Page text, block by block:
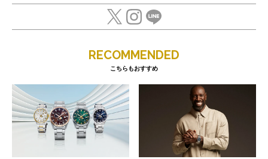
RECOMMENDED
こちらもおすすめ